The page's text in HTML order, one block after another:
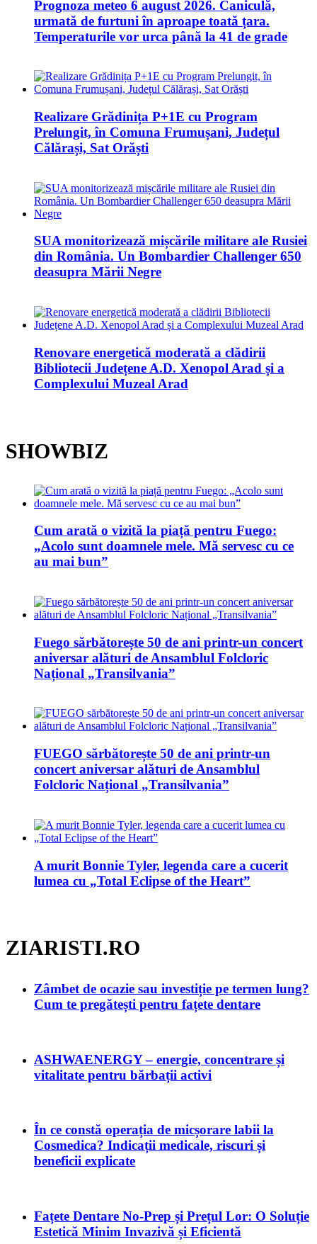
Prognoza meteo 6 august 2026. Caniculă,
urmată de furtuni în aproape toată țara.
Temperaturile vor urca până la 41 de grade
Realizare Grădinița P+1E cu Program
Prelungit, în Comuna Frumușani, Județul
Călărași, Sat Orăști
SUA monitorizează mișcările militare ale Rusiei
din România. Un Bombardier Challenger 650
deasupra Mării Negre
Renovare energetică moderată a clădirii
Bibliotecii Județene A.D. Xenopol Arad și a
Complexului Muzeal Arad
SHOWBIZ
Cum arată o vizită la piață pentru Fuego:
„Acolo sunt doamnele mele. Mă servesc cu ce
au mai bun”
Fuego sărbătorește 50 de ani printr-un concert
aniversar alături de Ansamblul Folcloric
Național „Transilvania”
FUEGO sărbătorește 50 de ani printr-un
concert aniversar alături de Ansamblul
Folcloric Național „Transilvania”
A murit Bonnie Tyler, legenda care a cucerit
lumea cu „Total Eclipse of the Heart”
ZIARISTI.RO
Zâmbet de ocazie sau investiție pe termen lung?
Cum te pregătești pentru fațete dentare
ASHWAENERGY – energie, concentrare și
vitalitate pentru bărbații activi
În ce constă operația de micșorare labii la
Cosmedica? Indicații medicale, riscuri și
beneficii explicate
Fațete Dentare No-Prep și Prețul Lor: O Soluție
Estetică Minim Invazivă și Eficientă